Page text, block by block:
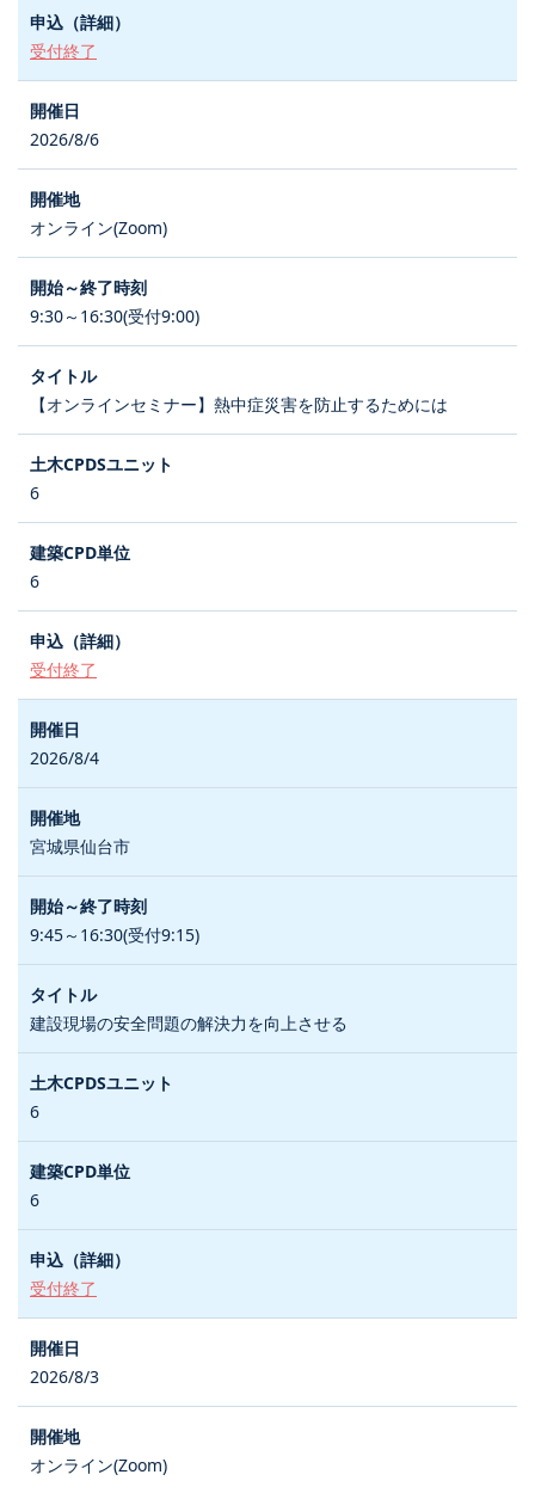
受付終了
2026/8/6
オンライン(Zoom)
9:30～16:30(受付9:00)
【オンラインセミナー】熱中症災害を防止するためには
6
6
受付終了
2026/8/4
宮城県仙台市
9:45～16:30(受付9:15)
建設現場の安全問題の解決力を向上させる
6
6
受付終了
2026/8/3
オンライン(Zoom)